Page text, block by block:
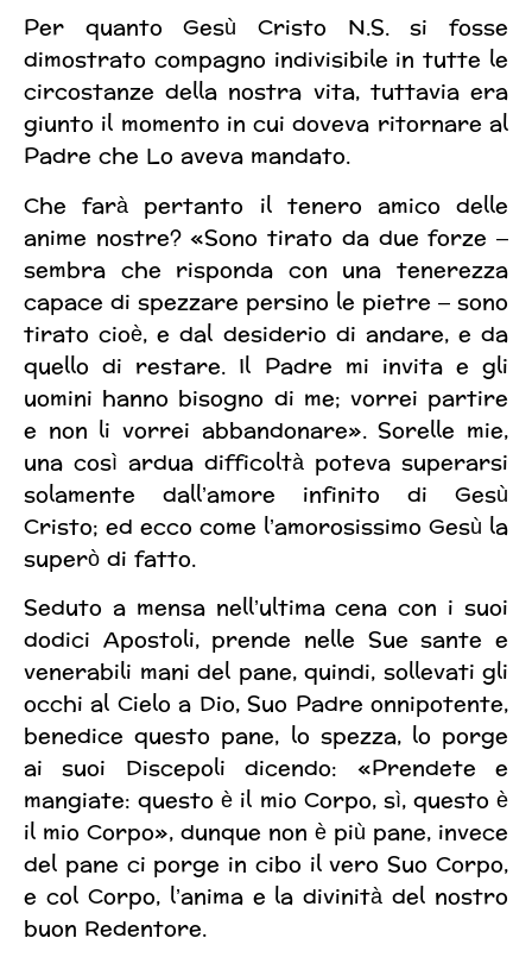
Per quanto Gesù Cristo N.S. si fosse
dimostrato compagno indivisibile in tutte le
circostanze della nostra vita, tuttavia era
giunto il momento in cui doveva ritornare al
Padre che Lo aveva mandato.
Che farà pertanto il tenero amico delle
anime nostre? «Sono tirato da due forze –
sembra che risponda con una tenerezza
capace di spezzare persino le pietre – sono
tirato cioè, e dal desiderio di andare, e da
quello di restare. Il Padre mi invita e gli
uomini hanno bisogno di me; vorrei partire
e non li vorrei abbandonare». Sorelle mie,
una così ardua difficoltà poteva superarsi
solamente dall’amore infinito di Gesù
Cristo; ed ecco come l’amorosissimo Gesù la
superò di fatto.
Seduto a mensa nell’ultima cena con i suoi
dodici Apostoli, prende nelle Sue sante e
venerabili mani del pane, quindi, sollevati gli
occhi al Cielo a Dio, Suo Padre onnipotente,
benedice questo pane, lo spezza, lo porge
ai suoi Discepoli dicendo: «Prendete e
mangiate: questo è il mio Corpo, sì, questo è
il mio Corpo», dunque non è più pane, invece
del pane ci porge in cibo il vero Suo Corpo,
e col Corpo, l’anima e la divinità del nostro
buon Redentore.